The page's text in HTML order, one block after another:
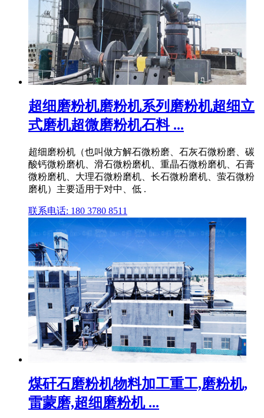
超细磨粉机磨粉机系列磨粉机超细立
式磨机超微磨粉机石料 ...
超细磨粉机（也叫做方解石微粉磨、石灰石微粉磨、碳
酸钙微粉磨机、滑石微粉磨机、重晶石微粉磨机、石膏
微粉磨机、大理石微粉磨机、长石微粉磨机、萤石微粉
磨机）主要适用于对中、低 .
联系电话: 180 3780 8511
煤矸石磨粉机物料加工重工,磨粉机,
雷蒙磨,超细磨粉机 ...